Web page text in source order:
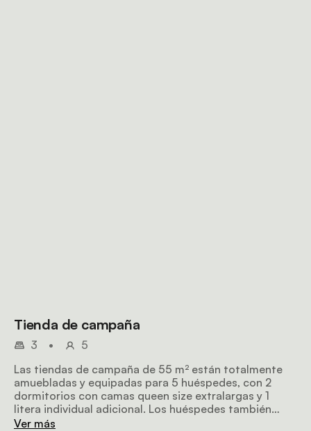
Tienda de campaña
3 •
5
Las tiendas de campaña de 55 m² están totalmente
amuebladas y equipadas para 5 huéspedes, con 2
dormitorios con camas queen size extralargas y 1
litera individual adicional. Los huéspedes también
pueden disfrutar de una cocina privada, un salón, una
Ver más